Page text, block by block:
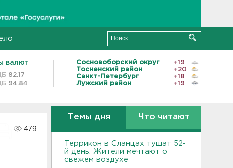
валют
82.17
94.84
Сосновоборский округ
+19
Тосненский район
+20
Санкт-Петербург
+18
Лужский район
+19
479
Темы дня Что читают
Террикон в Сланцах тушат 52-
й день. Жители мечтают о
свежем воздухе